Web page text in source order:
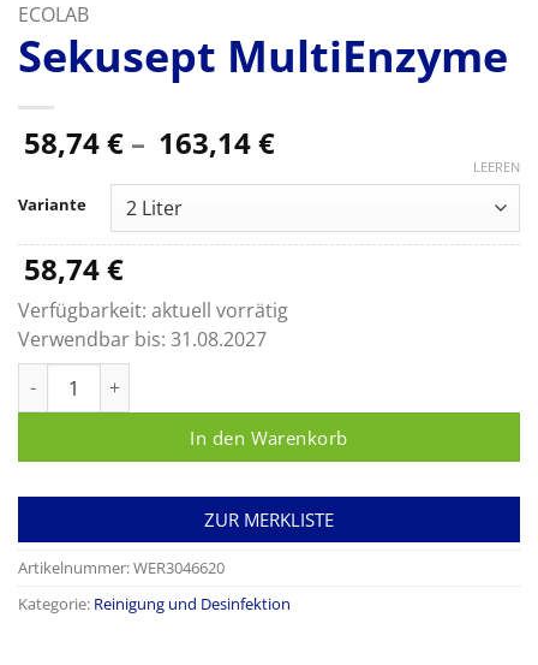
ECOLAB
Sekusept MultiEnzyme
58,74€ – 163,14€Preisspanne:
bis
163,14 €
Variante
LEEREN
58,74€
Verfügbarkeit: aktuell vorrätig
Verwendbar bis: 31.08.2027
In den Warenkorb
ZUR MERKLISTE
Artikelnummer:WER3046620
Kategorie: Reinigung und Desinfektion